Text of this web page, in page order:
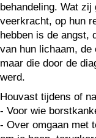
behandeling. Wat
veerkracht, op hun
hebben is de angst,
van hun lichaam,
maar die door de
werd.
Houvast tijdens of
- Voor wie
- Over omgaan met